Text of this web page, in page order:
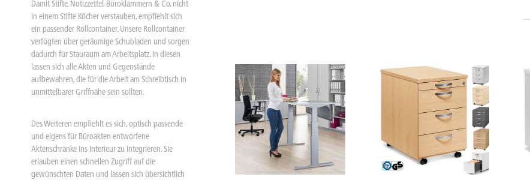
Damit Stifte, Notizzettel, Büroklammern & Co. nicht
in einem Stifte Köcher verstauben, empfiehlt sich
ein passender Rollcontainer. Unsere Rollcontainer
verfügten über geräumige Schubladen und sorgen
dadurch für Stauraum am Arbeitsplatz. In diesen
lassen sich alle Akten und Gegenstände
aufbewahren, die für die Arbeit am Schreibtisch in
unmittelbarer Griffnähe sein sollten.
Des Weiteren empfiehlt es sich, optisch passende
und eigens für Büroakten entworfene
Aktenschränke ins Interieur zu integrieren. Sie
erlauben einen schnellen Zugriff auf die
gewünschten Daten und lassen sich übersichtlich